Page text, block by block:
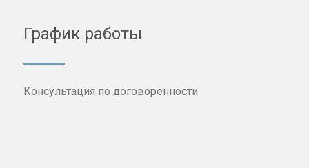
График работы
Консультация по договоренности